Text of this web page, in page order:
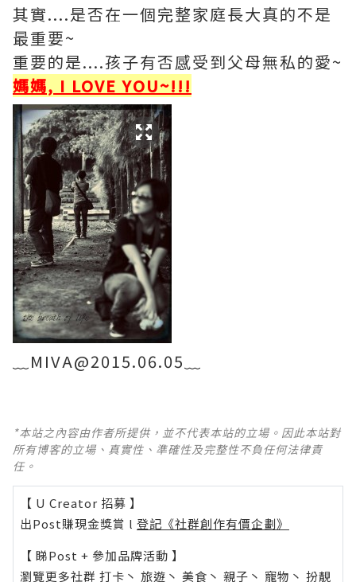
其實....是否在一個完整家庭長大真的不是
最重要~
重要的是....孩子有否感受到父母無私的愛~
媽媽, I LOVE YOU~!!!
﹏MIVA@2015.06.05﹏
*本站之內容由作者所提供，並不代表本站的立場。因此本站對
所有博客的立場、真實性、準確性及完整性不負任何法律責
任。
【 U Creator 招募 】
出Post賺現金獎賞 l 登記《社群創作有價企劃》
【 睇Post + 參加品牌活動 】
瀏覽更多社群 打卡 丶 旅遊 丶 美食 丶 親子 丶 寵物 丶 扮靚